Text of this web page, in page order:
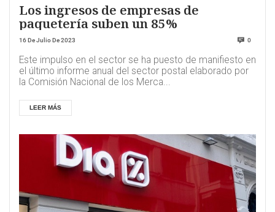
Los ingresos de empresas de
paquetería suben un 85%
16 De Julio De 2023 0
Este impulso en el sector se ha puesto de manifiesto en
el último informe anual del sector postal elaborado por
la Comisión Nacional de los Merca...
LEER MÁS